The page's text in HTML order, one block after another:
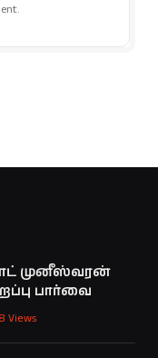
முனீஸ்வரன்
பார்வை
Views